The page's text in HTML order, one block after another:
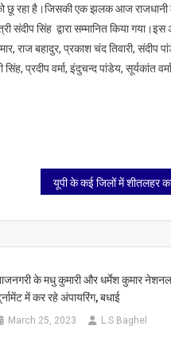
को छू रहा है।जिसकी एक झलक आज
संदीप सिंह द्वारा सम्मानित किया
राज बहादुर, प्रकाश चंद तिवारी, संदीप
प्रदीप वर्मा, इंदुचन्द पांडेय, सूर्यकांत वर्मा,
के मधु कुमारी और धर्मेश कुमार नेशनल
में कर रहे अंपायरिंग, बधाई
March 25, 2023 L.S Baghel